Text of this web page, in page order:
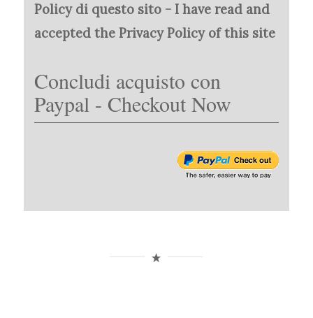
Policy di questo sito - I have read and
accepted the Privacy Policy of this site
Concludi acquisto con
Paypal - Checkout Now